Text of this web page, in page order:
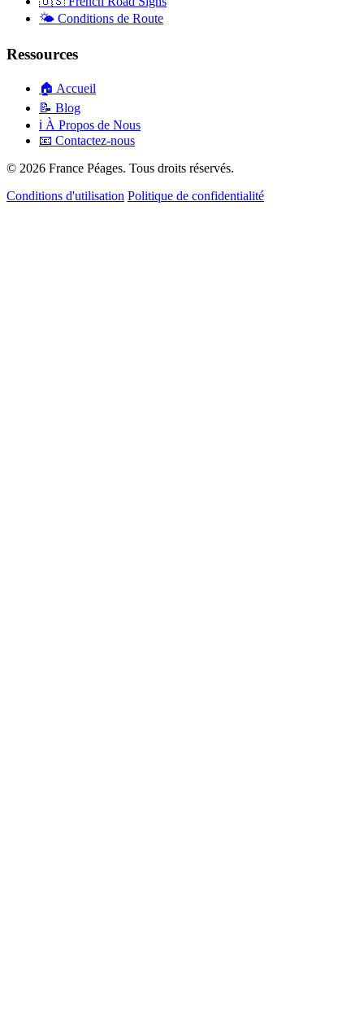
🌤️ Conditions de Route
Ressources
🏠 Accueil
📝 Blog
ℹ️ À Propos de Nous
📧 Contactez-nous
© 2026 France Péages. Tous droits réservés.
Conditions d'utilisation Politique de confidentialité